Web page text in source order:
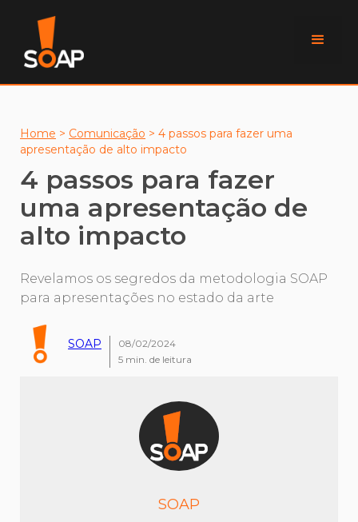
Home > Comunicação > 4 passos para fazer uma
apresentação de alto impacto
4 passos para fazer
uma apresentação de
alto impacto
Revelamos os segredos da metodologia SOAP
para apresentações no estado da arte
SOAP
08/02/2024
5 min. de leitura
SOAP